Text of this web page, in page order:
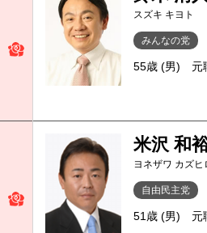
スズキ キヨト
みんなの党
55歳 (男) 元
米沢 和
ヨネザワ カズヒ
自由民主党
51歳 (男) 元